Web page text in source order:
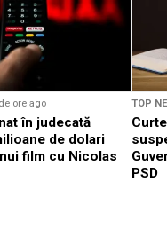
ore ago
în judecată
de dolari
film cu Nicolas
TOP
PSD